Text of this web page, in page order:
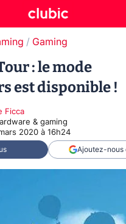
Gaming
: le mode
est disponible !
Ficca
& gaming
2020 à 16h24
Ajoutez-nous